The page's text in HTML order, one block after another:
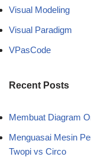
Visual Modeling
Visual Paradigm
VPasCode
Recent Posts
Membuat Diagram
Menguasai Mesin
Twopi vs Circo